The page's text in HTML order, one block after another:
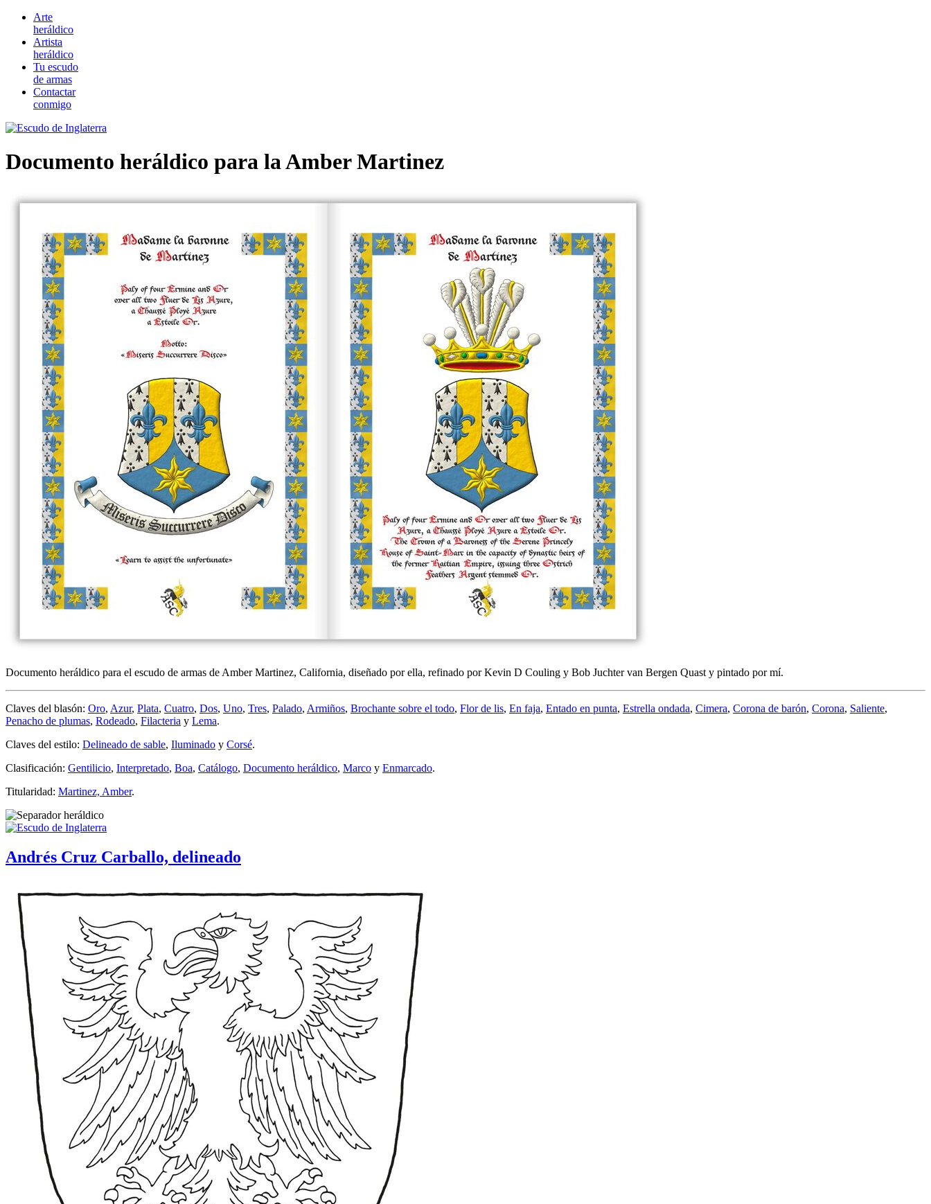
Arte
heráldico
Artista
heráldico
Tu escudo
de armas
Contactar
conmigo
Documento heráldico para la Amber Martinez
Documento heráldico para el escudo de armas de Amber Martinez, California, diseñado por ella, refinado por Kevin D Couling y Bob Juchter van Bergen Quast y pintado por mí.
Claves del blasón: Oro, Azur, Plata, Cuatro, Dos, Uno, Tres, Palado, Armiños, Brochante sobre el todo, Flor de lis, En faja, Entado en punta, Estrella ondada, Cimera, Corona de barón, Corona, Saliente,
Penacho de plumas, Rodeado, Filacteria y Lema.
Claves del estilo: Delineado de sable, Iluminado y Corsé.
Clasificación: Gentilicio, Interpretado, Boa, Catálogo, Documento heráldico, Marco y Enmarcado.
Titularidad: Martinez, Amber.
Andrés Cruz Carballo, delineado